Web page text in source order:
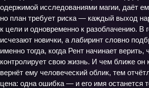
одержимой исследованиями магии, даёт
но план требует риска — каждый выход
к цели и одновременно к разоблачению. В
исчезают новички, а лабиринт словно
именно тогда, когда Рент начинает верить,
контролирует свою жизнь. И чем ближе он
вернёт ему человеческий облик, тем
цена: одна ошибка — и его имя останется